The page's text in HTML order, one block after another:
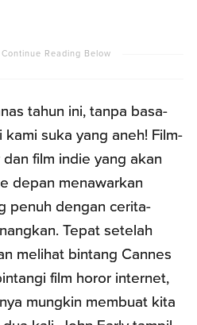
tahun ini, tanpa basa-
suka yang aneh! Film-
film indie yang akan
depan menawarkan
penuh dengan cerita-
Tepat setelah
melihat bintang Cannes
film horor internet,
mungkin membuat kita